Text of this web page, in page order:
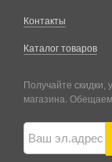
Контакты
Каталог товаров
Получайте скидки,
магазина.